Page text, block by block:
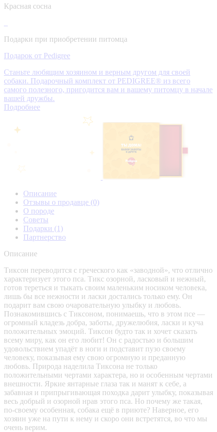
Красная сосна
Подарки при приобретении питомца
Подарок от Pedigree
Станьте любящим хозяином и верным другом для своей
собаки. Подарочный комплект от PEDIGREE® из всего
самого полезного, пригодится вам и вашему питомцу в начале
вашей дружбы.
Подробнее
Описание
Отзывы о продавце (0)
О породе
Советы
Подарки (1)
Партнерство
Описание
Тиксон переводится с греческого как «заводной», что отлично
характеризует этого пса. Тикс озорной, ласковый и нежный,
готов тереться и тыкать своим маленьким носиком человека,
лишь бы все нежности и ласки достались только ему. Он
подарит вам свою очаровательную улыбку и любовь.
Познакомившись с Тиксоном, понимаешь, что в этом псе —
огромный кладезь добра, заботы, дружелюбия, ласки и куча
положительных эмоций. Тиксон будто так и хочет сказать
всему миру, как он его любит! Он с радостью и большим
удовольствием упадёт в ноги и подставит пузо своему
человеку, показывая ему свою огромную и преданную
любовь. Природа наделила Тиксона не только
положительными чертами характера, но и особенным чертами
внешности. Яркие янтарные глаза так и манят к себе, а
забавная и припрыгивающая походка дарит улыбку, показывая
весь добрый и озорной нрав этого пса. Но почему же такая,
по-своему особенная, собака ещё в приюте? Наверное, его
хозяин уже на пути к нему и скоро они встретятся, во что мы
очень верим.